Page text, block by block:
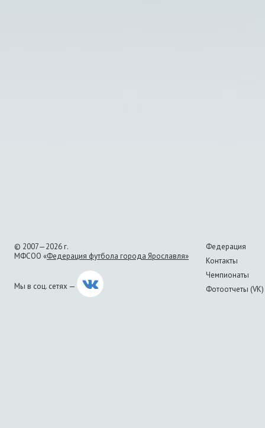
© 2007—2026 г.
МФСОО «Федерация футбола города Ярославля»
Мы в соц. сетях —
Федерация
Контакты
Чемпионаты
Фотоотчеты (VK)